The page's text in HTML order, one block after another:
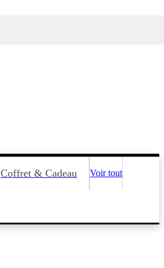
Coffret & Cadeau Voir tout